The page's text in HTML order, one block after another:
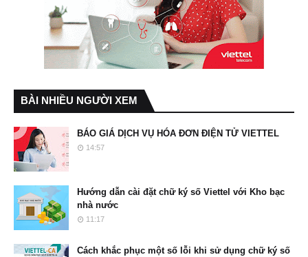
BÀI NHIỀU NGƯỜI XEM
BÁO GIÁ DỊCH VỤ HÓA ĐƠN ĐIỆN TỬ VIETTEL
14:57
Hướng dẫn cài đặt chữ ký số Viettel với Kho bạc
nhà nước
11:17
Cách khắc phục một số lỗi khi sử dụng chữ ký số